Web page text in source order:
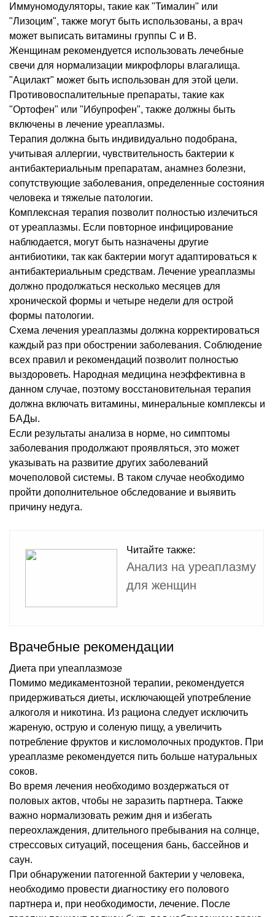
Иммуномодуляторы, такие как "Тималин" или
"Лизоцим", также могут быть использованы, а врач
может выписать витамины группы С и В.
Женщинам рекомендуется использовать лечебные
свечи для нормализации микрофлоры влагалища.
"Ацилакт" может быть использован для этой цели.
Противовоспалительные препараты, такие как
"Ортофен" или "Ибупрофен", также должны быть
включены в лечение уреаплазмы.
Терапия должна быть индивидуально подобрана,
учитывая аллергии, чувствительность бактерии к
антибактериальным препаратам, анамнез болезни,
сопутствующие заболевания, определенные состояния
человека и тяжелые патологии.
Комплексная терапия позволит полностью излечиться
от уреаплазмы. Если повторное инфицирование
наблюдается, могут быть назначены другие
антибиотики, так как бактерии могут адаптироваться к
антибактериальным средствам. Лечение уреаплазмы
должно продолжаться несколько месяцев для
хронической формы и четыре недели для острой
формы патологии.
Схема лечения уреаплазмы должна корректироваться
каждый раз при обострении заболевания. Соблюдение
всех правил и рекомендаций позволит полностью
выздороветь. Народная медицина неэффективна в
данном случае, поэтому восстановительная терапия
должна включать витамины, минеральные комплексы и
БАДы.
Если результаты анализа в норме, но симптомы
заболевания продолжают проявляться, это может
указывать на развитие других заболеваний
мочеполовой системы. В таком случае необходимо
пройти дополнительное обследование и выявить
причину недуга.
Читайте также:
Анализ на уреаплазму
для женщин
Врачебные рекомендации
Диета при упеаплазмозе
Помимо медикаментозной терапии, рекомендуется
придерживаться диеты, исключающей употребление
алкоголя и никотина. Из рациона следует исключить
жареную, острую и соленую пищу, а увеличить
потребление фруктов и кисломолочных продуктов. При
уреаплазме рекомендуется пить больше натуральных
соков.
Во время лечения необходимо воздержаться от
половых актов, чтобы не заразить партнера. Также
важно нормализовать режим дня и избегать
переохлаждения, длительного пребывания на солнце,
стрессовых ситуаций, посещения бань, бассейнов и
саун.
При обнаружении патогенной бактерии у человека,
необходимо провести диагностику его полового
партнера и, при необходимости, лечение. После